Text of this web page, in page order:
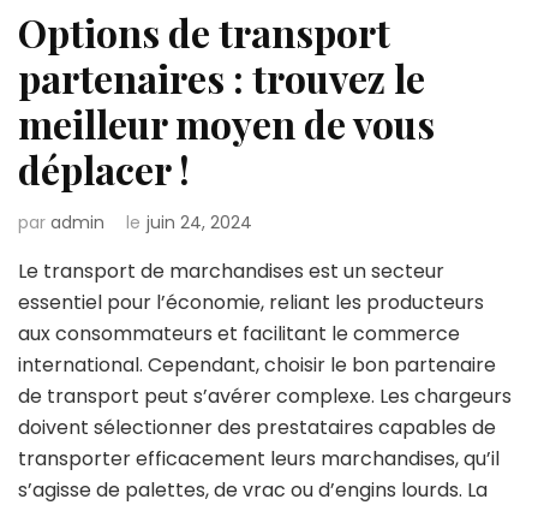
Options de transport
partenaires : trouvez le
meilleur moyen de vous
déplacer !
par admin le juin 24, 2024
Le transport de marchandises est un secteur
essentiel pour l’économie, reliant les producteurs
aux consommateurs et facilitant le commerce
international. Cependant, choisir le bon partenaire
de transport peut s’avérer complexe. Les chargeurs
doivent sélectionner des prestataires capables de
transporter efficacement leurs marchandises, qu’il
s’agisse de palettes, de vrac ou d’engins lourds. La